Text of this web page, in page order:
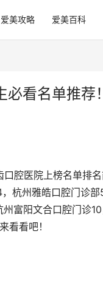
爱美攻略 爱美百科
看名单推荐！
腔医院上榜名单排
杭州雅皓口腔门诊部5
富阳文合口腔门诊10
看看吧！